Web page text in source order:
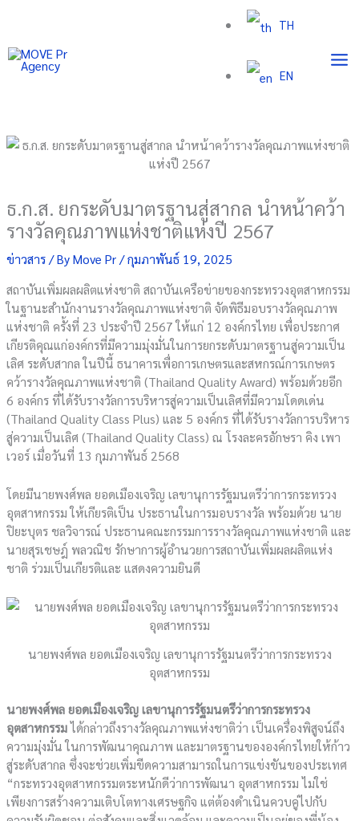
content
TH
EN
ธ.ก.ส. ยกระดับมาตรฐานสู่สากล นำหน้าคว้า
รางวัลคุณภาพแห่งชาติแห่งปี 2567
ข่าวสาร/ ByMove Pr/กุมภาพันธ์ 19, 2025
สถาบันเพิ่มผลผลิตแห่งชาติ สถาบันเครือข่ายของกระทรวงอุตสาหกรรม
ในฐานะสำนักงานรางวัลคุณภาพแห่งชาติ จัดพิธีมอบรางวัลคุณภาพ
แห่งชาติ ครั้งที่ 23 ประจำปี 2567 ให้แก่ 12 องค์กรไทย เพื่อประกาศ
เกียรติคุณแก่องค์กรที่มีความมุ่งมั่นในการยกระดับมาตรฐานสู่ความเป็น
เลิศ ระดับสากล ในปีนี้ ธนาคารเพื่อการเกษตรและสหกรณ์การเกษตร
คว้ารางวัลคุณภาพแห่งชาติ (Thailand Quality Award) พร้อมด้วยอีก
6 องค์กร ที่ได้รับรางวัลการบริหารสู่ความเป็นเลิศที่มีความโดดเด่น
(Thailand Quality Class Plus) และ 5 องค์กร ที่ได้รับรางวัลการบริหาร
สู่ความเป็นเลิศ (Thailand Quality Class) ณ โรงละครอักษรา คิง เพา
เวอร์ เมื่อวันที่ 13 กุมภาพันธ์ 2568
โดยมีนายพงศ์พล ยอดเมืองเจริญ เลขานุการรัฐมนตรีว่าการกระทรวง
อุตสาหกรรม ให้เกียรติเป็น ประธานในการมอบรางวัล พร้อมด้วย นาย
ปิยะบุตร ชลวิจารณ์ ประธานคณะกรรมการรางวัลคุณภาพแห่งชาติ และ
นายสุรเชษฎ์ พลวณิช รักษาการผู้อำนวยการสถาบันเพิ่มผลผลิตแห่ง
ชาติ ร่วมเป็นเกียรติและ แสดงความยินดี
นายพงศ์พล ยอดเมืองเจริญ เลขานุการรัฐมนตรีว่าการกระทรวง
อุตสาหกรรม
นายพงศ์พล ยอดเมืองเจริญ เลขานุการรัฐมนตรีว่าการกระทรวง
อุตสาหกรรมได้กล่าวถึงรางวัลคุณภาพแห่งชาติว่า เป็นเครื่องพิสูจน์ถึง
ความมุ่งมั่น ในการพัฒนาคุณภาพ และมาตรฐานขององค์กรไทยให้ก้าว
สู่ระดับสากล ซึ่งจะช่วยเพิ่มขีดความสามารถในการแข่งขันของประเทศ
“กระทรวงอุตสาหกรรมตระหนักดีว่าการพัฒนา อุตสาหกรรม ไม่ใช่
เพียงการสร้างความเติบโตทางเศรษฐกิจ แต่ต้องดำเนินควบคู่ไปกับ